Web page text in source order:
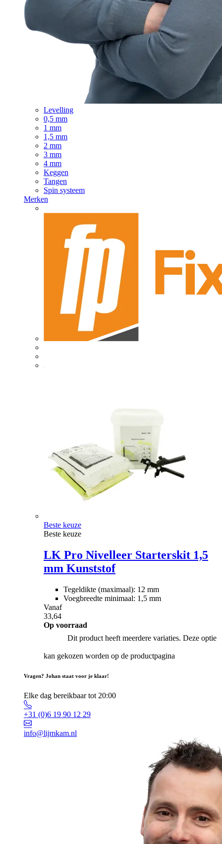
Levelling
0,5 mm
1 mm
1,5 mm
2 mm
3 mm
4 mm
Keggen
Tangen
Spin systeem
Merken
Beste keuze
Beste keuze
LK Pro Nivelleer Starterskit 1,5
mm Kunststof
Tegeldikte (maximaal): 12 mm
Voegbreedte minimaal: 1,5 mm
Vanaf
33,64
Op voorraad
Dit product heeft meerdere variaties. Deze optie
kan gekozen worden op de productpagina
Vragen? Johan staat voor je klaar!
Elke dag bereikbaar tot 20:00
+31 (0)6 19 90 12 29
info@lijmkam.nl